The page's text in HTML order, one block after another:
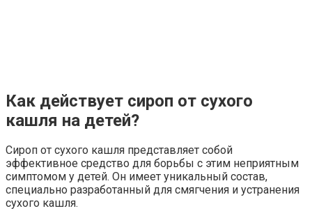
Как действует сироп от сухого
кашля на детей?
Сироп от сухого кашля представляет собой
эффективное средство для борьбы с этим неприятным
симптомом у детей. Он имеет уникальный состав,
специально разработанный для смягчения и устранения
сухого кашля.